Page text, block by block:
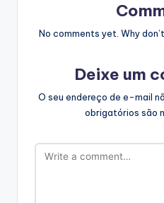
No comments yet. Why
Deixe um
O seu endereço de e-mail
obrigatórios são